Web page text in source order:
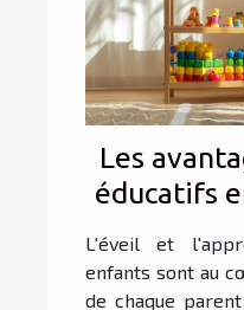
Les
éducatifs
L'éveil et
enfants sont au
de chaque